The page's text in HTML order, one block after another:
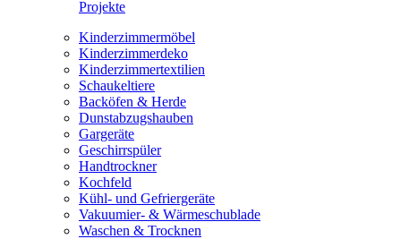
Projekte
Kinderzimmermöbel
Kinderzimmerdeko
Kinderzimmertextilien
Schaukeltiere
Backöfen & Herde
Dunstabzugshauben
Gargeräte
Geschirrspüler
Handtrockner
Kochfeld
Kühl- und Gefriergeräte
Vakuumier- & Wärmeschublade
Waschen & Trocknen